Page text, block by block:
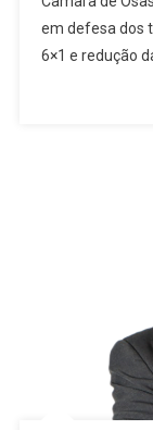
em defesa dos
6×1 e redução